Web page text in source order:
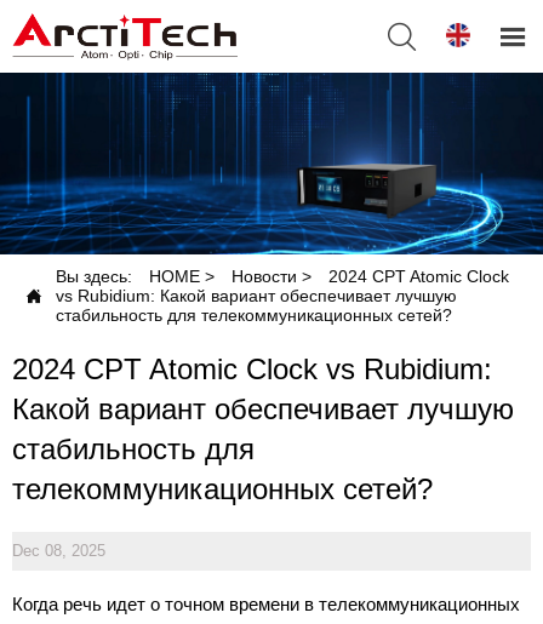
 

Вы здесь: HOME > Новости >
2024 CPT Atomic Clock
vs Rubidium: Какой вариант обеспечивает лучшую
стабильность для телекоммуникационных сетей?
2024 CPT Atomic Clock vs Rubidium:
Какой вариант обеспечивает лучшую
стабильность для
телекоммуникационных сетей?
Dec 08, 2025
Когда речь идет о точном времени в телекоммуникационных